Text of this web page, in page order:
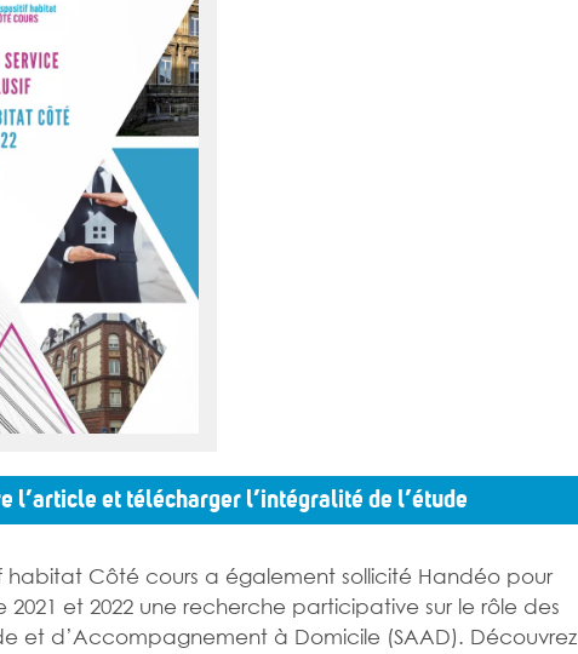
l’article et télécharger l’intégralité de l’étude
habitat Côté cours a également sollicité Handéo pour
2021 et 2022 une recherche participative sur le rôle des
et d’Accompagnement à Domicile (SAAD). Découvrez